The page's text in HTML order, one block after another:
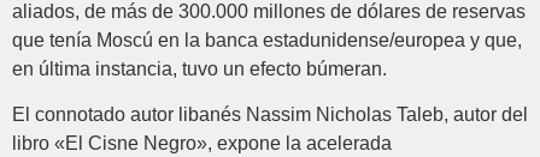
aliados, de más de 300.000 millones de dólares de reservas
que tenía Moscú en la banca estadunidense/europea y que,
en última instancia, tuvo un efecto búmeran.
El connotado autor libanés Nassim Nicholas Taleb, autor del
libro «El Cisne Negro», expone la acelerada